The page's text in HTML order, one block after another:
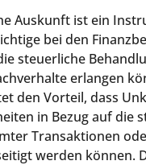
Auskunft ist ein
bei den
steuerliche
erlangen
den Vorteil, dass
in Bezug auf die
Transaktionen
werden können.